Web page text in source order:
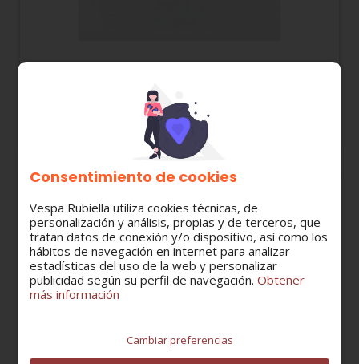
50 E2 HASTA 2001 / SENDA / GPR / GILERA RCR...
Consentimiento de cookies
Vespa Rubiella utiliza cookies técnicas, de
personalización y análisis, propias y de terceros, que
tratan datos de conexión y/o dispositivo, así como los
hábitos de navegación en internet para analizar
estadísticas del uso de la web y personalizar
publicidad según su perfil de navegación.Obtener
más información
Cambiar preferencias